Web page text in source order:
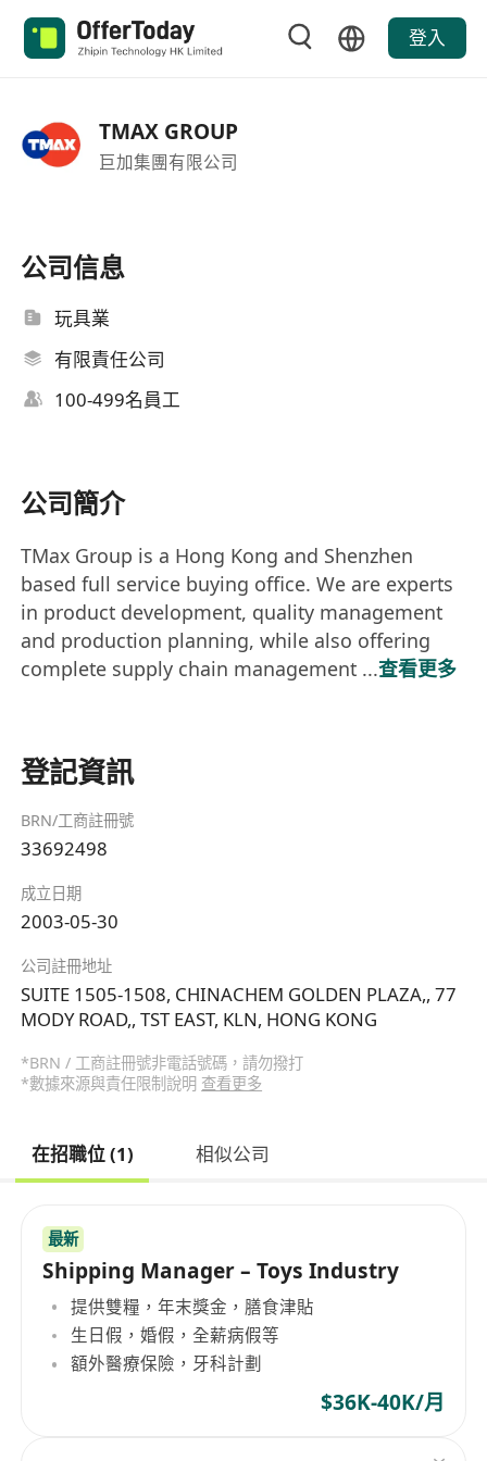
登入
TMAX GROUP
巨加集團有限公司
公司信息
玩具業
有限責任公司
100-499名員工
公司簡介
TMax Group is a Hong Kong and Shenzhen
based full service buying office. We are experts
in product development, quality management
and production planning, while also offering
complete supply chain management ...查看更多
登記資訊
BRN/工商註冊號
33692498
成立日期
2003-05-30
公司註冊地址
SUITE 1505-1508, CHINACHEM GOLDEN PLAZA,, 77
MODY ROAD,, TST EAST, KLN, HONG KONG
*BRN / 工商註冊號非電話號碼，請勿撥打
*數據來源與責任限制說明 查看更多
在招職位 (1) 相似公司
最新
Shipping Manager – Toys Industry
提供雙糧，年末獎金，膳食津貼
生日假，婚假，全薪病假等
額外醫療保險，牙科計劃
$36K-40K/月